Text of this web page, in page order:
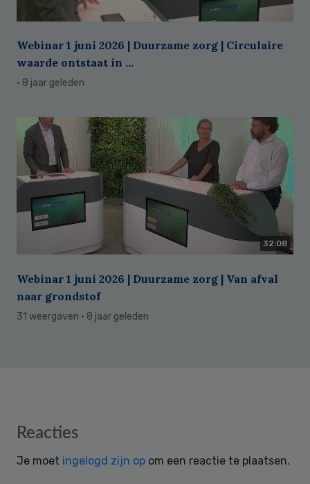
Webinar 1 juni 2026 | Duurzame zorg | Circulaire
waarde ontstaat in ...
· 8 jaar geleden
32:08
Webinar 1 juni 2026 | Duurzame zorg | Van afval
naar grondstof
31 weergaven · 8 jaar geleden
Reader
Reacties
Je moet ingelogd zijn op om een reactie te plaatsen.